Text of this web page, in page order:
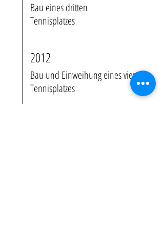
Bau eines dritten
Tennisplatzes
2012
Bau und Einweihung eines vierten
Tennisplatzes